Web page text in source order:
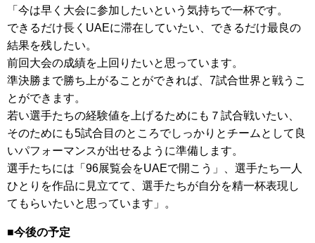
「今は早く大会に参加したいという気持ちで一杯です。
できるだけ長くUAEに滞在していたい、できるだけ最良の
結果を残したい。
前回大会の成績を上回りたいと思っています。
準決勝まで勝ち上がることができれば、7試合世界と戦うこ
とができます。
若い選手たちの経験値を上げるためにも７試合戦いたい、
そのためにも5試合目のところでしっかりとチームとして良
いパフォーマンスが出せるように準備します。
選手たちには「96展覧会をUAEで開こう」、選手たち一人
ひとりを作品に見立てて、選手たちが自分を精一杯表現し
てもらいたいと思っています」。
■今後の予定